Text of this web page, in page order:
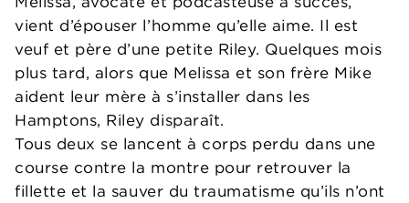
vient d’épouser l’homme qu’elle aime. Il est
veuf et père d’une petite Riley. Quelques mois
plus tard, alors que Melissa et son frère Mike
aident leur mère à s’installer dans les
Hamptons, Riley disparaît.
Tous deux se lancent à corps perdu dans une
course contre la montre pour retrouver la
fillette et la sauver du traumatisme qu’ils n’ont